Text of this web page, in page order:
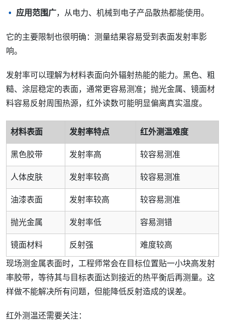
应用范围广，从电力、机械到电子产品散热都能使用。
它的主要限制也很明确：测量结果容易受到表面发射率影
响。
发射率可以理解为材料表面向外辐射热能的能力。黑色、粗
糙、涂层稳定的表面，通常更容易测准；抛光金属、镜面材
料容易反射周围热源，红外读数可能明显偏离真实温度。
材料表面 发射率特点 红外测温难度
黑色胶带 发射率高 较容易测准
人体皮肤 发射率较高 较容易测准
油漆表面 发射率较高 较容易测准
抛光金属 发射率低 容易测错
镜面材料 反射强 难度较高
现场测金属表面时，工程师常会在目标位置贴一小块高发射
率胶带，等待其与目标表面达到接近的热平衡后再测量。这
样做不能解决所有问题，但能降低反射造成的误差。
红外测温还需要关注：